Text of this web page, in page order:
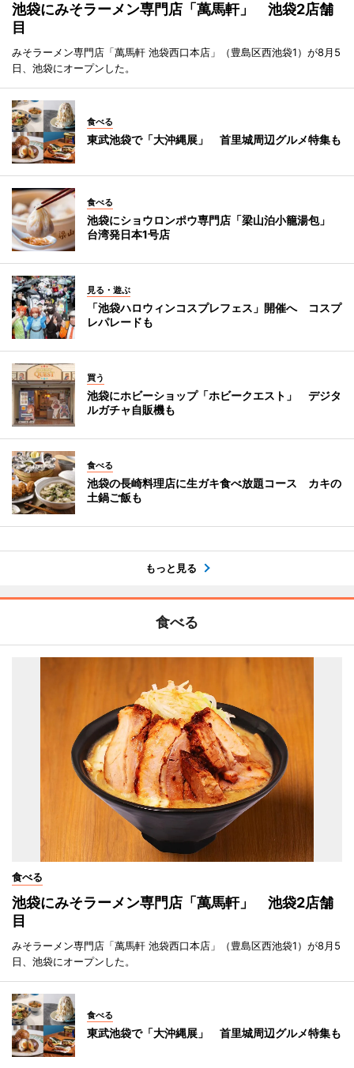
池袋にみそラーメン専門店「萬馬軒」 池袋2店舗
目
みそラーメン専門店「萬馬軒 池袋西口本店」（豊島区西池袋1）が8月5
日、池袋にオープンした。
食べる
東武池袋で「大沖縄展」 首里城周辺グルメ特集も
食べる
池袋にショウロンポウ専門店「梁山泊小籠湯包」
台湾発日本1号店
見る・遊ぶ
「池袋ハロウィンコスプレフェス」開催へ コスプ
レパレードも
買う
池袋にホビーショップ「ホビークエスト」 デジタ
ルガチャ自販機も
食べる
池袋の長崎料理店に生ガキ食べ放題コース カキの
土鍋ご飯も
もっと見る
食べる
食べる
池袋にみそラーメン専門店「萬馬軒」 池袋2店舗
目
みそラーメン専門店「萬馬軒 池袋西口本店」（豊島区西池袋1）が8月5
日、池袋にオープンした。
食べる
東武池袋で「大沖縄展」 首里城周辺グルメ特集も